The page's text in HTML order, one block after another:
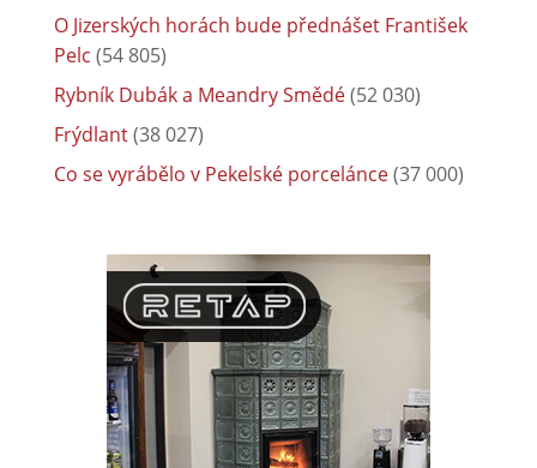
O Jizerských horách bude přednášet František
Pelc (54 805)
Rybník Dubák a Meandry Smědé(52 030)
Frýdlant(38 027)
Co se vyrábělo v Pekelské porcelánce(37 000)